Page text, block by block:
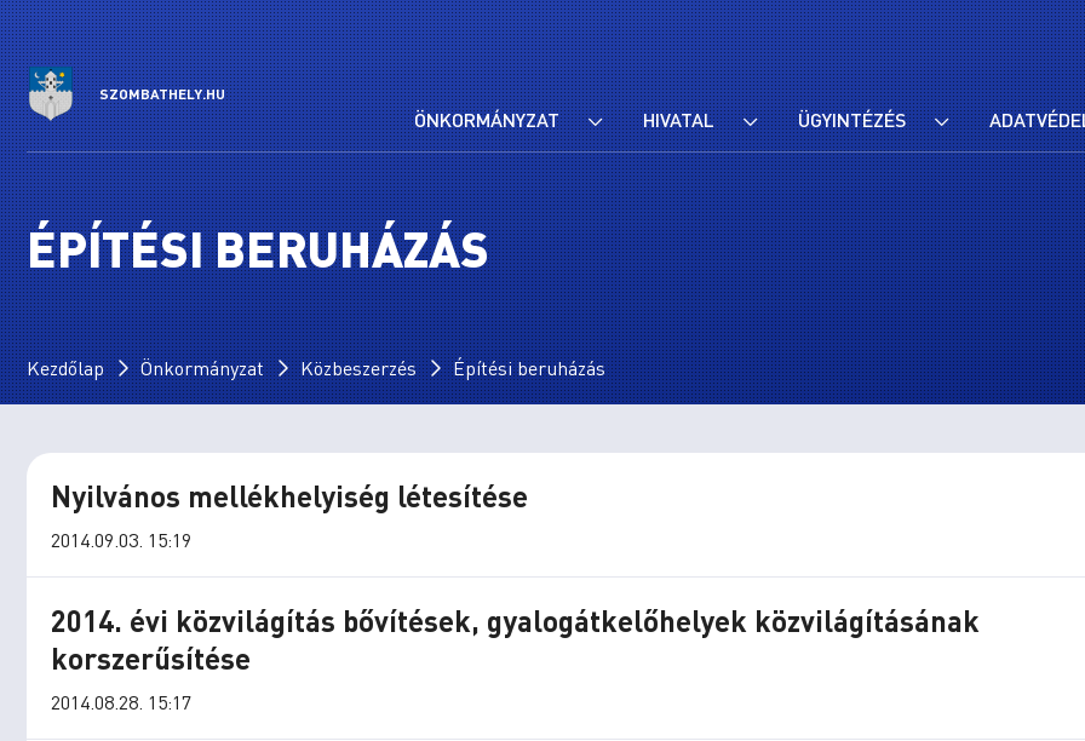
SZOMBATHELY.HU
ÖNKORMÁNYZAT HIVATAL ÜGYINTÉZÉS
ÉPÍTÉSI BERUHÁZÁS
Kezdőlap Önkormányzat Közbeszerzés Építési beruházás
Nyilvános mellékhelyiség létesítése
2014.09.03. 15:19
2014. évi közvilágítás bővítések, gyalogátkelőhelyek közvilágításának
korszerűsítése
2014.08.28. 15:17